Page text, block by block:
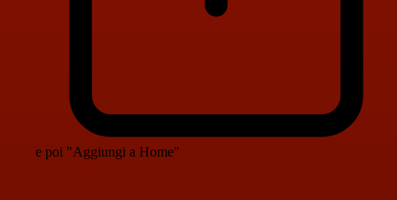
e poi "Aggiungi a Home"